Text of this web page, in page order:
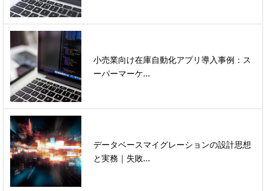
小売業向け在庫自動化アプリ導入事例：ス
ーパーマーケ...
データベースマイグレーションの設計思想
と実務｜失敗...